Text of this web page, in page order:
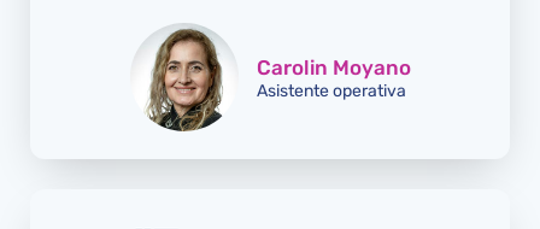
Carolin Moyano
Asistente operativa